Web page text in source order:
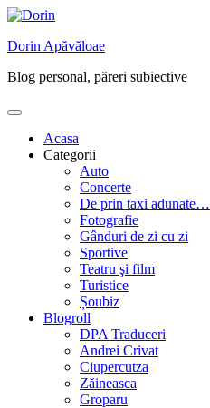
Skip
content
Dorin Apăvăloae
Blog personal, păreri subiective
Acasa
Categorii
Auto
Concerte
De prin taxi adunate…
Fotografie
Gânduri de zi cu zi
Sportive
Teatru şi film
Turistice
Șoubiz
Blogroll
DPA Traduceri
Andrei Crivat
Ciupercutza
Zăineasca
Groparu